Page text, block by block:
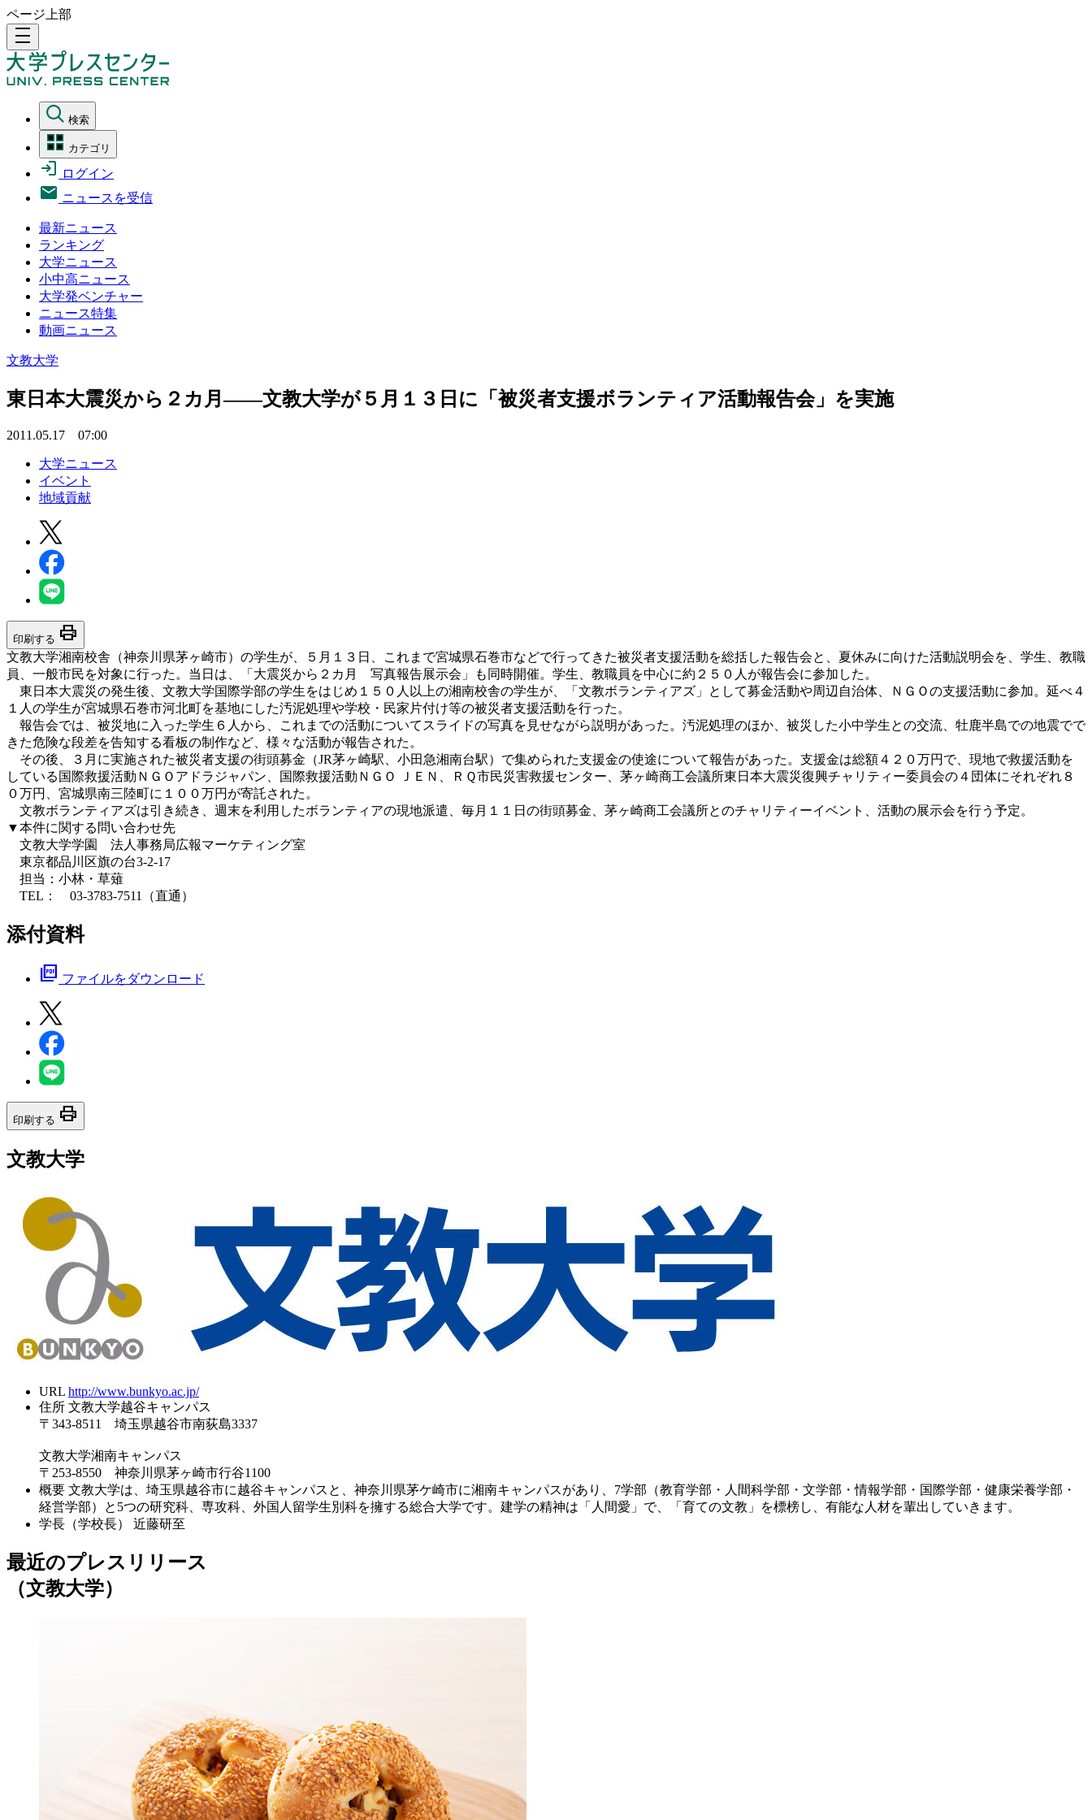
ページ上部
density_medium
検索
カテゴリ
ログイン
ニュースを受信
最新ニュース
ランキング
大学ニュース
小中高ニュース
大学発ベンチャー
ニュース特集
動画ニュース
文教大学
東日本大震災から２カ月――文教大学が５月１３日に「被災者支援ボランティア活動報告会」を実施
2011.05.17 07:00
大学ニュース
イベント
地域貢献
印刷する print
文教大学湘南校舎（神奈川県茅ヶ崎市）の学生が、５月１３日、これまで宮城県石巻市などで行ってきた被災者支援活動を総括した報告会と、夏休みに向けた活動説明会を、学生、教職
員、一般市民を対象に行った。当日は、「大震災から２カ月 写真報告展示会」も同時開催。学生、教職員を中心に約２５０人が報告会に参加した。
東日本大震災の発生後、文教大学国際学部の学生をはじめ１５０人以上の湘南校舎の学生が、「文教ボランティアズ」として募金活動や周辺自治体、ＮＧＯの支援活動に参加。延べ４
１人の学生が宮城県石巻市河北町を基地にした汚泥処理や学校・民家片付け等の被災者支援活動を行った。
報告会では、被災地に入った学生６人から、これまでの活動についてスライドの写真を見せながら説明があった。汚泥処理のほか、被災した小中学生との交流、牡鹿半島での地震でで
きた危険な段差を告知する看板の制作など、様々な活動が報告された。
その後、３月に実施された被災者支援の街頭募金（JR茅ヶ崎駅、小田急湘南台駅）で集められた支援金の使途について報告があった。支援金は総額４２０万円で、現地で救援活動を
している国際救援活動ＮＧＯアドラジャパン、国際救援活動ＮＧＯ ＪＥＮ、ＲＱ市民災害救援センター、茅ヶ崎商工会議所東日本大震災復興チャリティー委員会の４団体にそれぞれ８
０万円、宮城県南三陸町に１００万円が寄託された。
文教ボランティアズは引き続き、週末を利用したボランティアの現地派遣、毎月１１日の街頭募金、茅ヶ崎商工会議所とのチャリティーイベント、活動の展示会を行う予定。
▼本件に関する問い合わせ先
文教大学学園 法人事務局広報マーケティング室
東京都品川区旗の台3-2-17
担当：小林・草薙
TEL： 03-3783-7511（直通）
添付資料
picture_as_pdf ファイルをダウンロード
印刷する print
文教大学
URL http://www.bunkyo.ac.jp/
住所 文教大学越谷キャンパス
〒343-8511 埼玉県越谷市南荻島3337
文教大学湘南キャンパス
〒253-8550 神奈川県茅ヶ崎市行谷1100
概要 文教大学は、埼玉県越谷市に越谷キャンパスと、神奈川県茅ケ崎市に湘南キャンパスがあり、7学部（教育学部・人間科学部・文学部・情報学部・国際学部・健康栄養学部・
経営学部）と5つの研究科、専攻科、外国人留学生別科を擁する総合大学です。建学の精神は「人間愛」で、「育ての文教」を標榜し、有能な人材を輩出していきます。
学長（学校長）
近藤研至
最近のプレスリリース
（文教大学）